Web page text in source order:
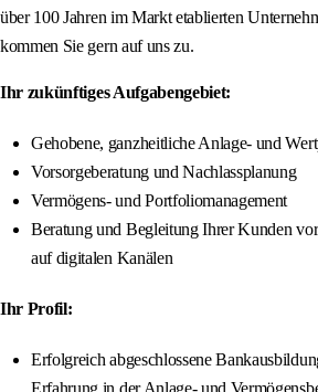
über 100 Jahren im Markt etablierten
kommen Sie gern auf uns zu.
Ihr zukünftiges Aufgabengebiet:
Gehobene, ganzheitliche Anlage- und
Vorsorgeberatung und Nachlassplanung
Vermögens- und Portfoliomanagement
Beratung und Begleitung Ihrer Kunden
auf digitalen Kanälen
Ihr Profil:
Erfolgreich abgeschlossene